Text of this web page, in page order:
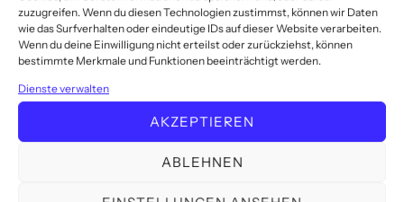
zuzugreifen. Wenn du diesen Technologien zustimmst, können wir Daten
wie das Surfverhalten oder eindeutige IDs auf dieser Website verarbeiten.
Wenn du deine Einwilligung nicht erteilst oder zurückziehst, können
bestimmte Merkmale und Funktionen beeinträchtigt werden.
Dienste verwalten
AKZEPTIEREN
ABLEHNEN
Sofern keine zwingenden schutzwürdigen Gründe
Verarbeitung Ihrer Daten auf Basis dieser
Rechtsgrundlage eingestellt.